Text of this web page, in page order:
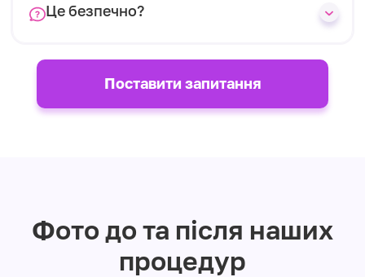
Це безпечно?
Поставити запитання
Фото до та після наших
процедур